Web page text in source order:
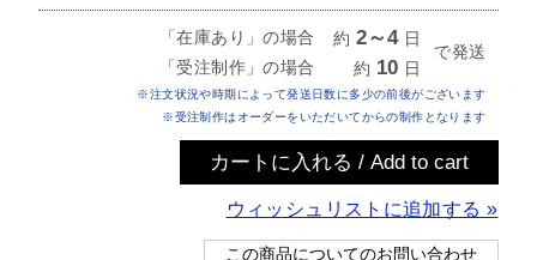
「在庫あり」の場合 約 2～4日
で発送
「受注制作」の場合
約 10 日
※注文状況や時期によって発送日数に多少の前後がございます
※受注制作はオーダーをいただいてからの制作となります
ウィッシュリストに追加する »